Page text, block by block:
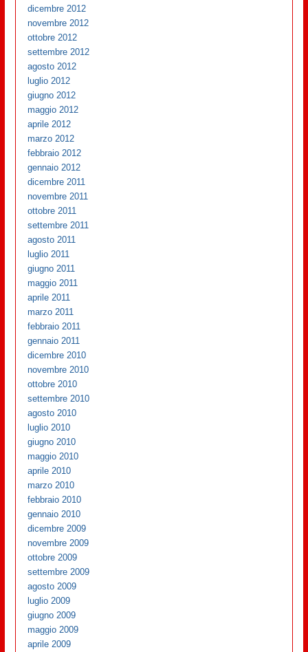
dicembre 2012
novembre 2012
ottobre 2012
settembre 2012
agosto 2012
luglio 2012
giugno 2012
maggio 2012
aprile 2012
marzo 2012
febbraio 2012
gennaio 2012
dicembre 2011
novembre 2011
ottobre 2011
settembre 2011
agosto 2011
luglio 2011
giugno 2011
maggio 2011
aprile 2011
marzo 2011
febbraio 2011
gennaio 2011
dicembre 2010
novembre 2010
ottobre 2010
settembre 2010
agosto 2010
luglio 2010
giugno 2010
maggio 2010
aprile 2010
marzo 2010
febbraio 2010
gennaio 2010
dicembre 2009
novembre 2009
ottobre 2009
settembre 2009
agosto 2009
luglio 2009
giugno 2009
maggio 2009
aprile 2009